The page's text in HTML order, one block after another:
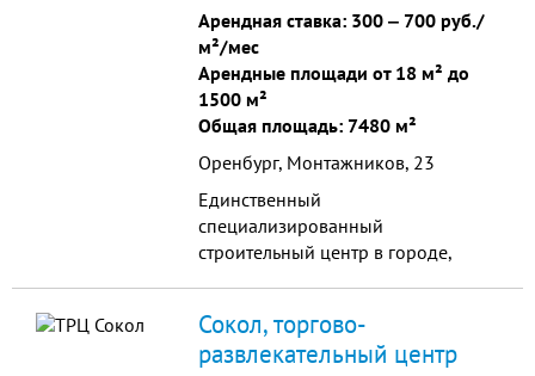
Арендная ставка: 300 ‒ 700 руб./
м²/мес
Арендные площади от 18 м² до
1500 м²
Общая площадь: 7480 м²
Оренбург, Монтажников, 23
Единственный
специализированный
строительный центр в городе,
конференц-зал и кафе-ресторан.
Сокол, торгово-
развлекательный центр